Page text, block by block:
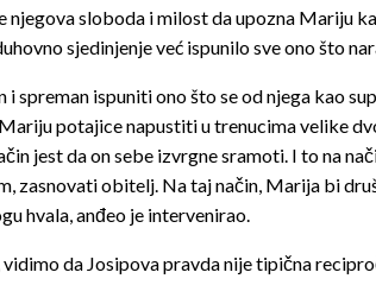
njegova sloboda i milost da upozna Mariju
sjedinjenje već ispunilo sve ono što
i spreman ispuniti ono što se od njega kao
potajice napustiti u trenucima velike
jest da on sebe izvrgne sramoti. I to na
zasnovati obitelj. Na taj način, Marija bi
hvala, anđeo je intervenirao.
da Josipova pravda nije tipična